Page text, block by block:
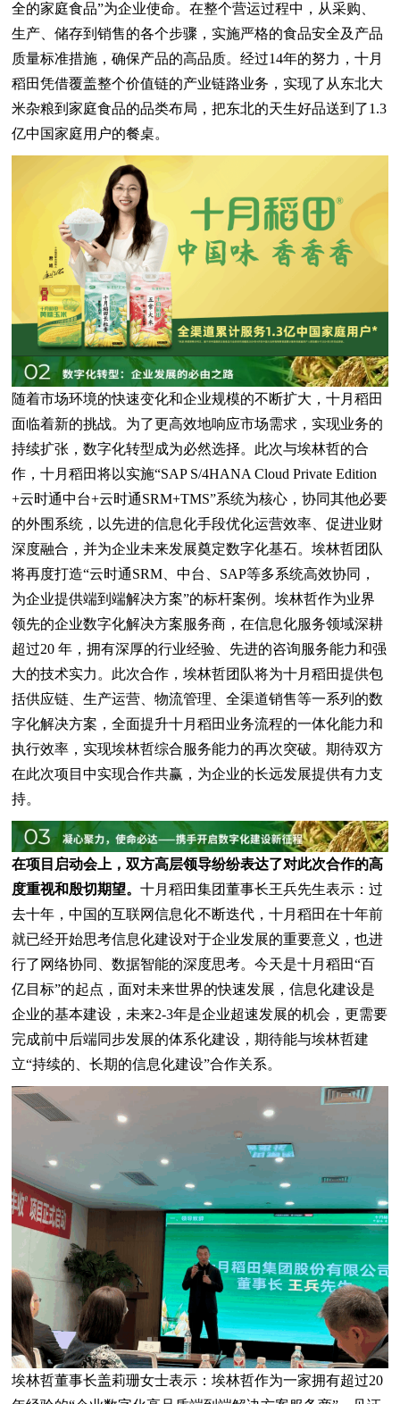
全的家庭食品”为企业使命。在整个营运过程中，从采购、
生产、储存到销售的各个步骤，实施严格的食品安全及产品
质量标准措施，确保产品的高品质。经过14年的努力，十月
稻田凭借覆盖整个价值链的产业链路业务，实现了从东北大
米杂粮到家庭食品的品类布局，把东北的天生好品送到了1.3
亿中国家庭用户的餐桌。
随着市场环境的快速变化和企业规模的不断扩大，十月稻田
面临着新的挑战。为了更高效地响应市场需求，实现业务的
持续扩张，数字化转型成为必然选择。此次与埃林哲的合
作，十月稻田将以实施“SAP S/4HANA Cloud Private Edition
+云时通中台+云时通SRM+TMS”系统为核心，协同其他必要
的外围系统，以先进的信息化手段优化运营效率、促进业财
深度融合，并为企业未来发展奠定数字化基石。埃林哲团队
将再度打造“云时通SRM、中台、SAP等多系统高效协同，
为企业提供端到端解决方案”的标杆案例。埃林哲作为业界
领先的企业数字化解决方案服务商，在信息化服务领域深耕
超过20 年，拥有深厚的行业经验、先进的咨询服务能力和强
大的技术实力。此次合作，埃林哲团队将为十月稻田提供包
括供应链、生产运营、物流管理、全渠道销售等一系列的数
字化解决方案，全面提升十月稻田业务流程的一体化能力和
执行效率，实现埃林哲综合服务能力的再次突破。期待双方
在此次项目中实现合作共赢，为企业的长远发展提供有力支
持。
在项目启动会上，双方高层领导纷纷表达了对此次合作的高
度重视和殷切期望。 十月稻田集团董事长王兵先生表示：过
去十年，中国的互联网信息化不断迭代，十月稻田在十年前
就已经开始思考信息化建设对于企业发展的重要意义，也进
行了网络协同、数据智能的深度思考。今天是十月稻田“百
亿目标”的起点，面对未来世界的快速发展，信息化建设是
企业的基本建设，未来2-3年是企业超速发展的机会，更需要
完成前中后端同步发展的体系化建设，期待能与埃林哲建
立“持续的、长期的信息化建设”合作关系。
埃林哲董事长盖莉珊女士表示：埃林哲作为一家拥有超过20